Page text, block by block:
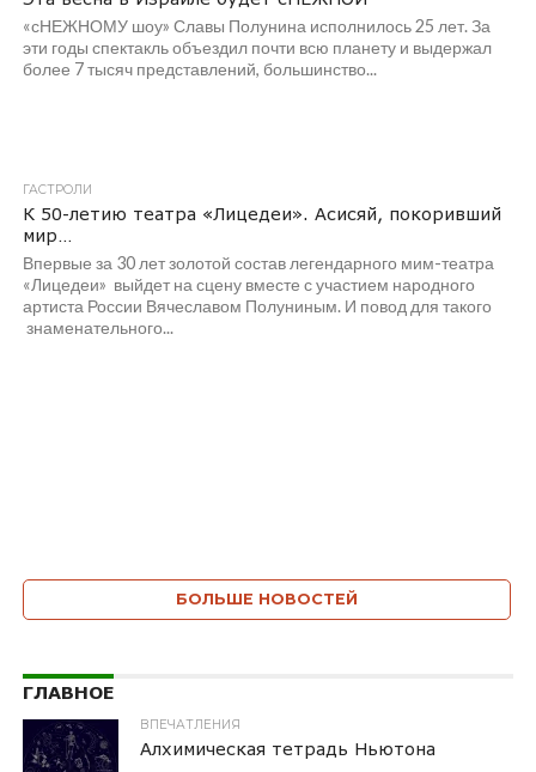
«сНЕЖНОМУ шоу» Славы Полунина исполнилось 25 лет. За
эти годы спектакль объездил почти всю планету и выдержал
более 7 тысяч представлений, большинство...
ГАСТРОЛИ
К 50-летию театра «Лицедеи». Асисяй, покоривший
мир…
Впервые за 30 лет золотой состав легендарного мим-театра
«Лицедеи» выйдет на сцену вместе с участием народного
артиста России Вячеславом Полуниным. И повод для такого
знаменательного...
БОЛЬШЕ НОВОСТЕЙ
ГЛАВНОЕ
ВПЕЧАТЛЕНИЯ
Алхимическая тетрадь Ньютона